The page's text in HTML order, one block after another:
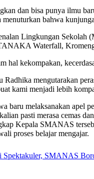
dan bisa punya ilmu
bahwa
Lingkungan Sekolah
Waterfall,
hal kekompakan,
mengutarakan
kami menjadi lebih
baru melaksanakan apel
pasti merasa cemas
Kepala SMANAS
proses belajar mengajar.
Spektakuler, SMANAS